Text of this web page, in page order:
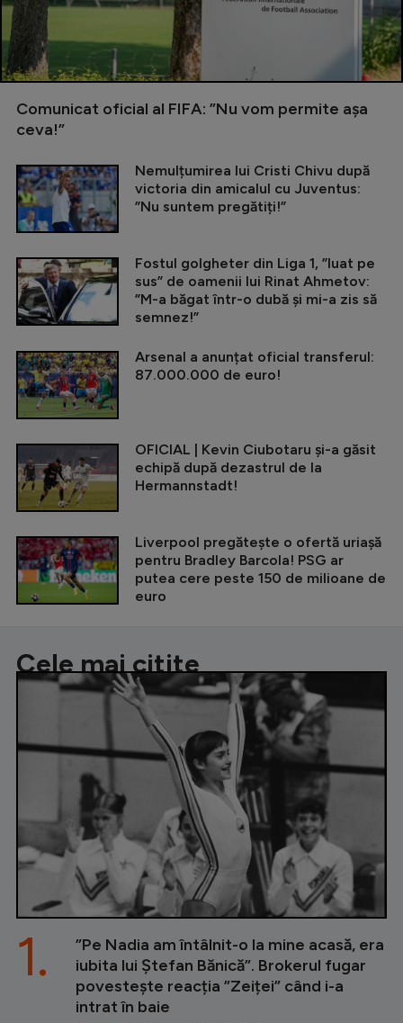
Comunicat oficial al FIFA: ”Nu vom permite așa
ceva!”
Nemulțumirea lui Cristi Chivu după
victoria din amicalul cu Juventus:
”Nu suntem pregătiți!”
Fostul golgheter din Liga 1, ”luat pe
sus” de oamenii lui Rinat Ahmetov:
”M-a băgat într-o dubă și mi-a zis să
semnez!”
Arsenal a anunțat oficial transferul:
87.000.000 de euro!
OFICIAL | Kevin Ciubotaru și-a găsit
echipă după dezastrul de la
Hermannstadt!
Liverpool pregătește o ofertă uriașă
pentru Bradley Barcola! PSG ar
putea cere peste 150 de milioane de
euro
Cele mai citite
”Pe Nadia am întâlnit-o la mine acasă, era
iubita lui Ștefan Bănică”. Brokerul fugar
povestește reacția ”Zeiței” când i-a
intrat în baie
1.